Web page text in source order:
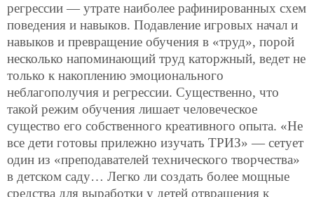
регрессии — утрате наиболее рафинированных схем
поведения и навыков. Подавление игровых начал и
навыков и превращение обучения в «труд», порой
несколько напоминающий труд каторжный, ведет не
только к накоплению эмоционального
неблагополучия и регрессии. Существенно, что
такой режим обучения лишает человеческое
существо его собственного креативного опыта. «Не
все дети готовы прилежно изучать ТРИЗ» — сетует
один из «преподавателей технического творчества»
в детском саду… Легко ли создать более мощные
средства для выработки у детей отвращения к